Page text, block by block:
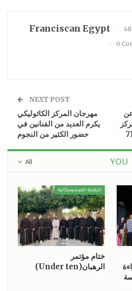
Franciscan Egypt
0
NEXT POST
مهرجان المركز الكاثوليكي
يكرم العديد من الفنانين في
حضور الكثير من النجوم
All YOU
الرهبنة الفرنسيسكانية
ختام مؤتمر
الرهبان(Under ten)